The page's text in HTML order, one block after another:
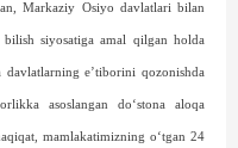
Markaziy Osiyo davlatlari bilan
siyosatiga amal qilgan holda
e’tiborini qozonishda
asoslangan do‘stona aloqa
mamlakatimizning o‘tgan 24